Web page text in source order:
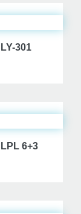
301
6+3